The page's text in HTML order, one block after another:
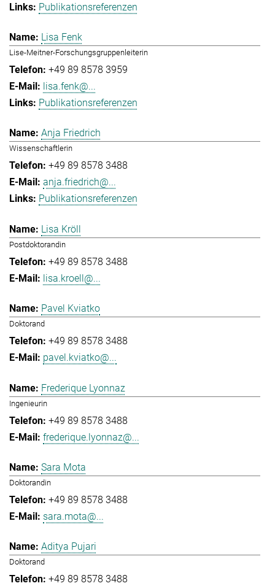
Publikationsreferenzen
Lisa Fenk
Lise-Meitner-Forschungsgruppenleiterin
+49 89 8578 3959
lisa.fenk@...
Publikationsreferenzen
Anja Friedrich
Wissenschaftlerin
+49 89 8578 3488
anja.friedrich@...
Publikationsreferenzen
Lisa Kröll
Postdoktorandin
+49 89 8578 3488
lisa.kroell@...
Pavel Kviatko
Doktorand
+49 89 8578 3488
pavel.kviatko@...
Frederique Lyonnaz
Ingenieurin
+49 89 8578 3488
frederique.lyonnaz@...
Sara Mota
Doktorandin
+49 89 8578 3488
sara.mota@...
Aditya Pujari
Doktorand
+49 89 8578 3488